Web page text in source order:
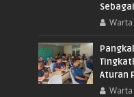
Aturan